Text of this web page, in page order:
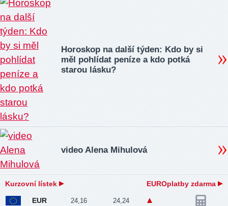
Horoskop na další týden: Kdo by si
měl pohlídat peníze a kdo potká
starou lásku?
video Alena Mihulová
Kurzovní lístek EUROplatby zdarma
EUR 24,16 24,24